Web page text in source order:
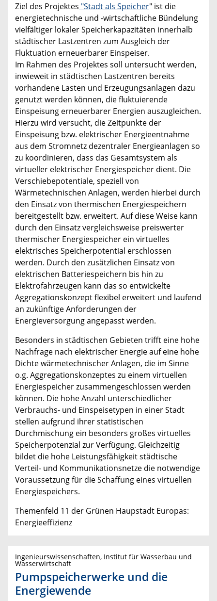
Ziel des Projektes "Stadt als Speicher" ist die
energietechnische und -wirtschaftliche Bündelung
vielfältiger lokaler Speicherkapazitäten innerhalb
städtischer Lastzentren zum Ausgleich der
Fluktuation erneuerbarer Einspeiser.
Im Rahmen des Projektes soll untersucht werden,
inwieweit in städtischen Lastzentren bereits
vorhandene Lasten und Erzeugungsanlagen dazu
genutzt werden können, die fluktuierende
Einspeisung erneuerbarer Energien auszugleichen.
Hierzu wird versucht, die Zeitpunkte der
Einspeisung bzw. elektrischer Energieentnahme
aus dem Stromnetz dezentraler Energieanlagen so
zu koordinieren, dass das Gesamtsystem als
virtueller elektrischer Energiespeicher dient. Die
Verschiebepotentiale, speziell von
Wärmetechnischen Anlagen, werden hierbei durch
den Einsatz von thermischen Energiespeichern
bereitgestellt bzw. erweitert. Auf diese Weise kann
durch den Einsatz vergleichsweise preiswerter
thermischer Energiespeicher ein virtuelles
elektrisches Speicherpotential erschlossen
werden. Durch den zusätzlichen Einsatz von
elektrischen Batteriespeichern bis hin zu
Elektrofahrzeugen kann das so entwickelte
Aggregationskonzept flexibel erweitert und laufend
an zukünftige Anforderungen der
Energieversorgung angepasst werden.
Besonders in städtischen Gebieten trifft eine hohe
Nachfrage nach elektrischer Energie auf eine hohe
Dichte wärmetechnischer Anlagen, die im Sinne
o.g. Aggregationskonzeptes zu einem virtuellen
Energiespeicher zusammengeschlossen werden
können. Die hohe Anzahl unterschiedlicher
Verbrauchs- und Einspeisetypen in einer Stadt
stellen aufgrund ihrer statistischen
Durchmischung ein besonders großes virtuelles
Speicherpotenzial zur Verfügung. Gleichzeitig
bildet die hohe Leistungsfähigkeit städtische
Verteil- und Kommunikationsnetze die notwendige
Voraussetzung für die Schaffung eines virtuellen
Energiespeichers.
Themenfeld 11 der Grünen Haupstadt Europas:
Energieeffizienz
Ingenieurswissenschaften, Institut für Wasserbau und
Wasserwirtschaft
Pumpspeicherwerke und die
Energiewende